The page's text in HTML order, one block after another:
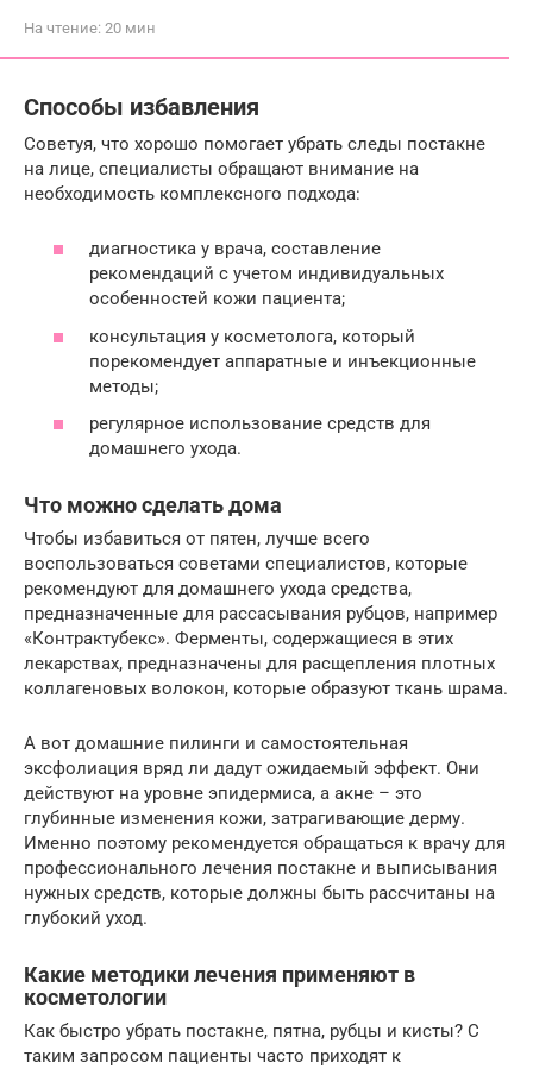
На чтение: 20 мин
Способы избавления
Советуя, что хорошо помогает убрать следы постакне
на лице, специалисты обращают внимание на
необходимость комплексного подхода:
диагностика у врача, составление
рекомендаций с учетом индивидуальных
особенностей кожи пациента;
консультация у косметолога, который
порекомендует аппаратные и инъекционные
методы;
регулярное использование средств для
домашнего ухода.
Что можно сделать дома
Чтобы избавиться от пятен, лучше всего
воспользоваться советами специалистов, которые
рекомендуют для домашнего ухода средства,
предназначенные для рассасывания рубцов, например
«Контрактубекс». Ферменты, содержащиеся в этих
лекарствах, предназначены для расщепления плотных
коллагеновых волокон, которые образуют ткань шрама.
А вот домашние пилинги и самостоятельная
эксфолиация вряд ли дадут ожидаемый эффект. Они
действуют на уровне эпидермиса, а акне – это
глубинные изменения кожи, затрагивающие дерму.
Именно поэтому рекомендуется обращаться к врачу для
профессионального лечения постакне и выписывания
нужных средств, которые должны быть рассчитаны на
глубокий уход.
Какие методики лечения применяют в
косметологии
Как быстро убрать постакне, пятна, рубцы и кисты? С
таким запросом пациенты часто приходят к